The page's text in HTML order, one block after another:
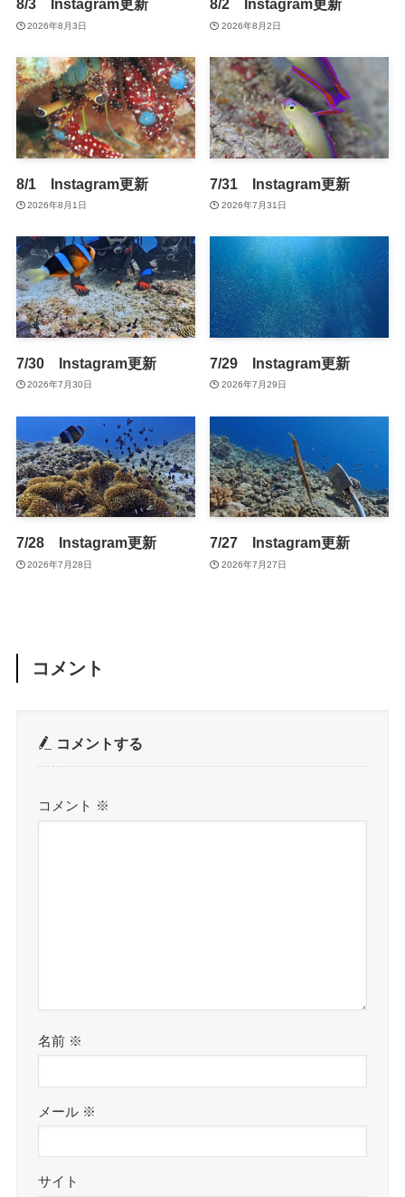
8/3 Instagram更新
2026年8月3日
8/2 Instagram更新
2026年8月2日
8/1 Instagram更新
2026年8月1日
7/31 Instagram更新
2026年7月31日
7/30 Instagram更新
2026年7月30日
7/29 Instagram更新
2026年7月29日
7/28 Instagram更新
2026年7月28日
7/27 Instagram更新
2026年7月27日
コメント
コメントする
コメント ※
名前 ※
メール ※
サイト